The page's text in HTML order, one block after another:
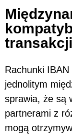
transakcji
Rachunki IBAN
jednolitym
sprawia, że są
partnerami z
mogą